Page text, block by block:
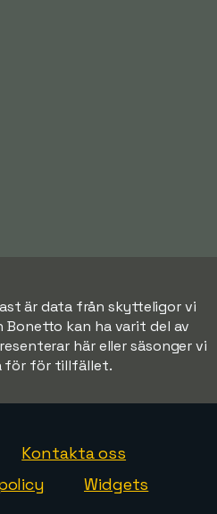
är data från skytteligor vi
Bonetto kan ha varit del av
här eller säsonger vi
för för tillfället.
Kontakta oss
Widgets